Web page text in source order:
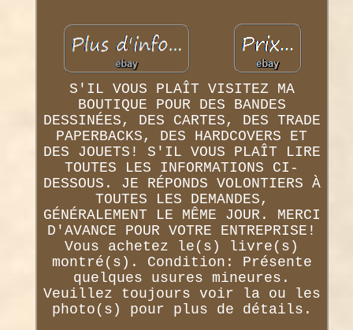
S'IL VOUS PLAÎT VISITEZ MA
BOUTIQUE POUR DES BANDES
DESSINÉES, DES CARTES, DES TRADE
PAPERBACKS, DES HARDCOVERS ET
DES JOUETS! S'IL VOUS PLAÎT LIRE
TOUTES LES INFORMATIONS CI-
DESSOUS. JE RÉPONDS VOLONTIERS À
TOUTES LES DEMANDES,
GÉNÉRALEMENT LE MÊME JOUR. MERCI
D'AVANCE POUR VOTRE ENTREPRISE!
Vous achetez le(s) livre(s)
montré(s). Condition: Présente
quelques usures mineures.
Veuillez toujours voir la ou les
photo(s) pour plus de détails.